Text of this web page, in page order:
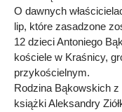
O dawnych
lip, które zasadzone
12 dzieci Antoniego
kościele w Kraśnicy,
przykościelnym.
Rodzina Bąkowskich
książki Aleksandry